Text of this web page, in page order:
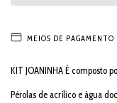
MEIOS DE PAGAMENTO
KIT JOANINHA É composto
Pérolas de acrílico e água